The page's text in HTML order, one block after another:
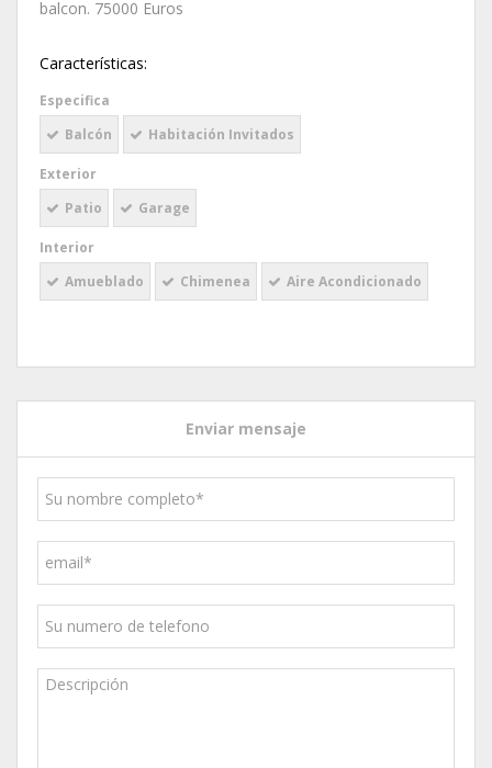
balcon. 75000 Euros
Características:
Especifica
Balcón
Habitación Invitados
Exterior
Patio
Garage
Interior
Amueblado
Chimenea Aire Acondicionado
Enviar mensaje